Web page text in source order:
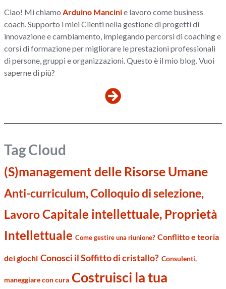
Ciao! Mi chiamoArduino Mancinie lavoro come business
coach. Supporto i miei Clienti nella gestione di progetti di
innovazione e cambiamento, impiegando percorsi di coaching e
corsi di formazione per migliorare le prestazioni professionali
di persone, gruppi e organizzazioni. Questo è il mio blog. Vuoi
saperne di più?
Tag Cloud
(S)management delle Risorse Umane
Anti-curriculum, Colloquio di selezione,
LavoroCapitale intellettuale, Proprietà
Intellettuale Come gestire una riunione? Conflitto e teoria
dei giochi Conosci il Soffitto di cristallo? Consulenti,
maneggiare con cura Costruisci la tua